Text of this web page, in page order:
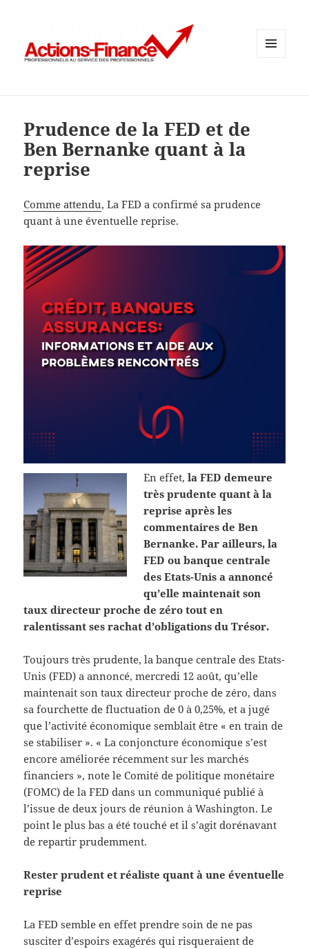
Prudence de la FED et de
Ben Bernanke quant à la
reprise
Comme attendu, La FED a confirmé sa prudence
quant à une éventuelle reprise.
En effet,la FED demeure
très prudente quant à la
reprise après les
commentaires de Ben
Bernanke. Par ailleurs, la
FED ou banque centrale
des Etats-Unis a annoncé
qu’elle maintenait son
taux directeur proche de zéro tout en
ralentissant ses rachat d’obligations du Trésor.
Toujours très prudente, la banque centrale des Etats-
Unis (FED) a annoncé, mercredi 12 août, qu’elle
maintenait son taux directeur proche de zéro, dans
sa fourchette de fluctuation de 0 à 0,25%, et a jugé
que l’activité économique semblait être « en train de
se stabiliser ». « La conjoncture économique s’est
encore améliorée récemment sur les marchés
financiers », note le Comité de politique monétaire
(FOMC) de la FED dans un communiqué publié à
l’issue de deux jours de réunion à Washington. Le
point le plus bas a été touché et il s’agit dorénavant
de repartir prudemment.
Rester prudent et réaliste quant à une éventuelle
reprise
La FED semble en effet prendre soin de ne pas
susciter d’espoirs exagérés qui risqueraient de